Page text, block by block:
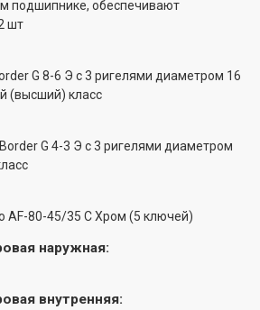
подшипнике, обеспечивают
шт
G 8-6 Э с 3 ригелями диаметром 16
(высший) класс
G 4-3 Э с 3 ригелями диаметром
AF-80-45/35 C Хром (5 ключей)
наружная:
внутренняя: